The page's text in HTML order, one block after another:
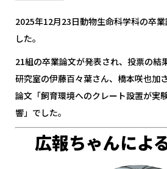
2025年12月23日動物生命科学科の卒
した。
21組の卒業論文が発表され、投票の結
研究室の伊藤百々葉さん、橋本咲也加
論文「飼育環境へのクレート設置が実
響」でした。
広報ちゃんによ